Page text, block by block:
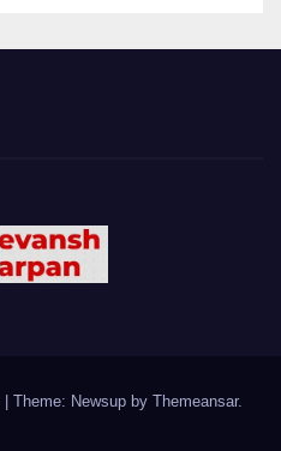
Theme: Newsup by Themeansar.